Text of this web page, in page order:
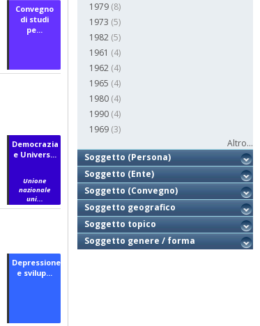
Convegno
di studi
pe...
Democrazia
e Univers...
Unione
nazionale
uni...
Depressione
e svilup...
1979 (8)
1973 (5)
1982 (5)
1961 (4)
1962 (4)
1965 (4)
1980 (4)
1990 (4)
1969 (3)
Altro...
Soggetto (Persona)
Soggetto (Ente)
Soggetto (Convegno)
Soggetto geografico
Soggetto topico
Soggetto genere / forma